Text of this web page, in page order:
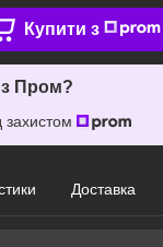
Купити з
з Пром?
захистом
Доставка